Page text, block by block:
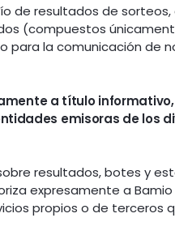
de resultados de sorteos,
(compuestos
para la comunicación de
a título
emisoras de los
resultados, botes y
expresamente a Bamio
propios o de terceros